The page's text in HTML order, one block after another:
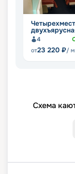
4
от23 220 ₽/
Схема